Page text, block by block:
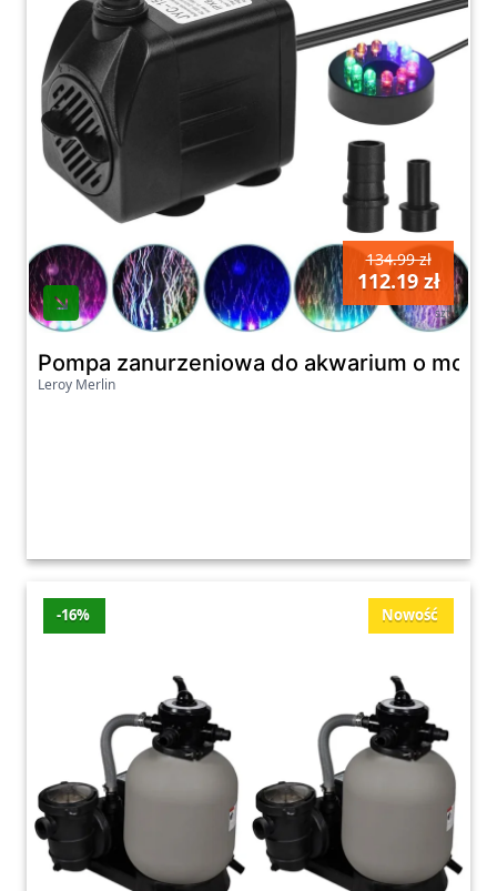
134.99 zł
112.19 zł
szt
Pompa zanurzeniowa do akwarium o
Leroy Merlin
Nowość
-16%